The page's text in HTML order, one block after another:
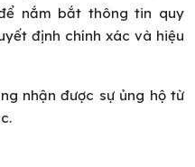
nắm bắt thông tin quy
định chính xác và hiệu
nhận được sự ủng hộ từ